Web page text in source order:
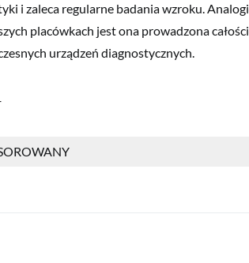
i zaleca regularne badania wzroku.
placówkach jest ona prowadzona
urządzeń diagnostycznych.